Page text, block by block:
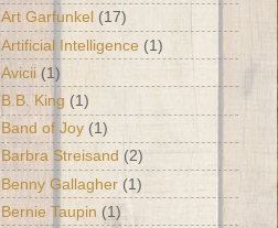
Art Garfunkel (17)
Artificial Intelligence (1)
Avicii (1)
B.B. King (1)
Band of Joy (1)
Barbra Streisand (2)
Benny Gallagher (1)
Bernie Taupin (1)